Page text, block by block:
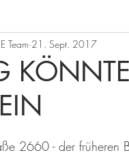
Team 21. Sept. 2017
2660 - der